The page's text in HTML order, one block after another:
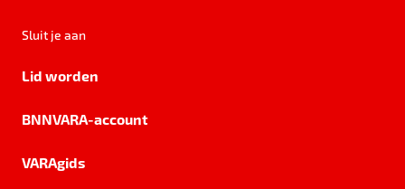
Sluit je aan
Lid worden
BNNVARA-account
VARAgids